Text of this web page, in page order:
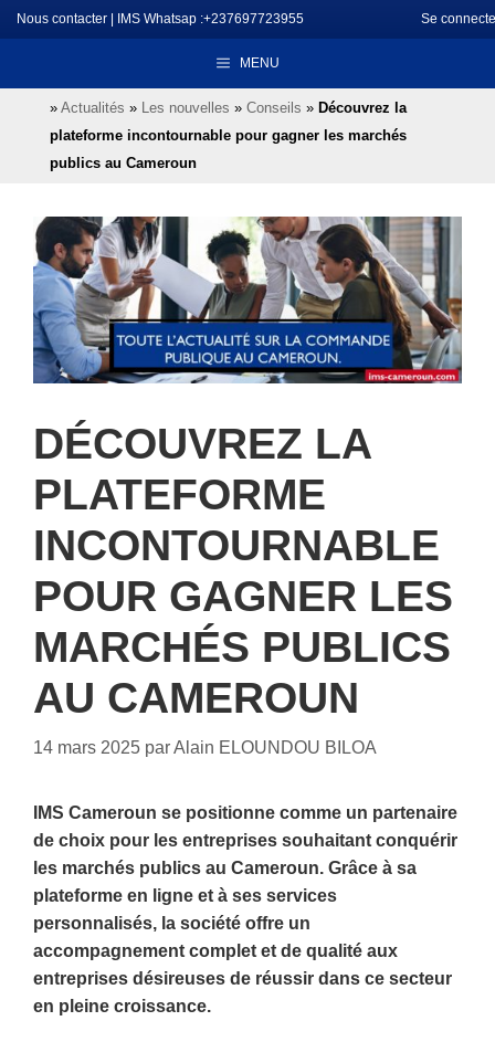
Aller
au
Nous contacter IMS Whatsap :+237697723955 Se
MENU
» Actualités » Les nouvelles » Conseils » Découvrez la
plateforme incontournable pour gagner les marchés
publics au Cameroun
DÉCOUVREZ LA
PLATEFORME
INCONTOURNABLE
POUR GAGNER LES
MARCHÉS PUBLICS
AU CAMEROUN
14 mars 2025 parAlain ELOUNDOU BILOA
IMS Cameroun se positionne comme un partenaire
de choix pour les entreprises souhaitant conquérir
les marchés publics au Cameroun. Grâce à sa
plateforme en ligne et à ses services
personnalisés, la société offre un
accompagnement complet et de qualité aux
entreprises désireuses de réussir dans ce secteur
en pleine croissance.